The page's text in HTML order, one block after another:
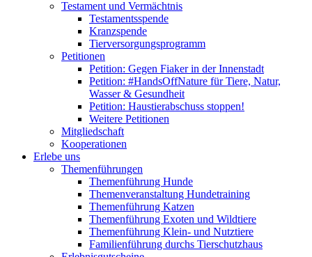
Testament und Vermächtnis
Testamentsspende
Kranzspende
Tierversorgungsprogramm
Petitionen
Petition: Gegen Fiaker in der Innenstadt
Petition: #HandsOffNature für Tiere, Natur,
Wasser & Gesundheit
Petition: Haustierabschuss stoppen!
Weitere Petitionen
Mitgliedschaft
Kooperationen
Erlebe uns
Themenführungen
Themenführung Hunde
Themenveranstaltung Hundetraining
Themenführung Katzen
Themenführung Exoten und Wildtiere
Themenführung Klein- und Nutztiere
Familienführung durchs Tierschutzhaus